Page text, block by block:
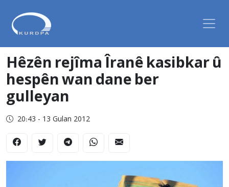
Hêzên rejîma Îranê kasibkar û
hespên wan dane ber
gulleyan
20:43 - 13 Gulan 2012